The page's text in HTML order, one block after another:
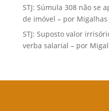
STJ: Súmula 308 não se
de imóvel – por Migalhas
STJ: Suposto valor
verba salarial – por